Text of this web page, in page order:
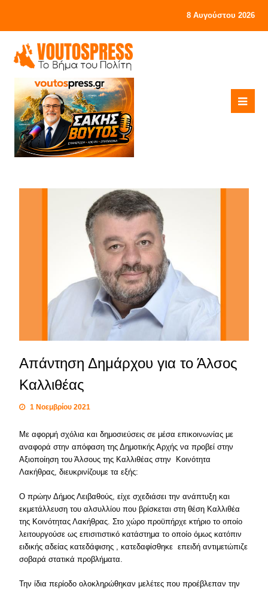
8 Αυγούστου 2026
Απάντηση Δημάρχου για το Άλσος
Καλλιθέας
1 Νοεμβρίου 2021
Με αφορμή σχόλια και δημοσιεύσεις σε μέσα επικοινωνίας με
αναφορά στην απόφαση της Δημοτικής Αρχής να προβεί στην
Αξιοποίηση του Άλσους της Καλλιθέας στην Κοινότητα
Λακήθρας, διευκρινίζουμε τα εξής:
Ο πρώην Δήμος Λειβαθούς, είχε σχεδιάσει την ανάπτυξη και
εκμετάλλευση του αλσυλλίου που βρίσκεται στη θέση Καλλιθέα
της Κοινότητας Λακήθρας. Στο χώρο προϋπήρχε κτήριο το οποίο
λειτουργούσε ως επισιτιστικό κατάστημα το οποίο όμως κατόπιν
ειδικής αδείας κατεδάφισης , κατεδαφίσθηκε επειδή αντιμετώπιζε
σοβαρά στατικά προβλήματα.
Την ίδια περίοδο ολοκληρώθηκαν μελέτες που προέβλεπαν την